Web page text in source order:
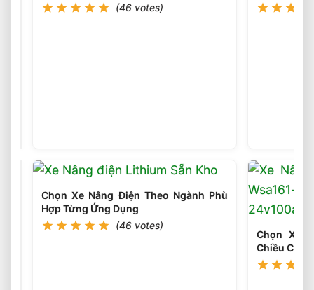
Chọn
Xe
Điện
Cần
Tránh
(46 votes)
Chọn Xe Nâng Điện Theo Ngành Phù
Hợp Từng Ứng Dụng
(46 votes)
Chọn Xe
Chiều Cao